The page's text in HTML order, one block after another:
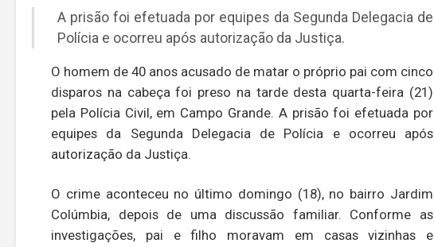
A prisão foi efetuada por equipes da Segunda Delegacia de
Polícia e ocorreu após autorização da Justiça.
O homem de 40 anos acusado de matar o próprio pai com cinco
disparos na cabeça foi preso na tarde desta quarta-feira (21)
pela Polícia Civil, em Campo Grande. A prisão foi efetuada por
equipes da Segunda Delegacia de Polícia e ocorreu após
autorização da Justiça.
O crime aconteceu no último domingo (18), no bairro Jardim
Colúmbia, depois de uma discussão familiar. Conforme as
investigações, pai e filho moravam em casas vizinhas e